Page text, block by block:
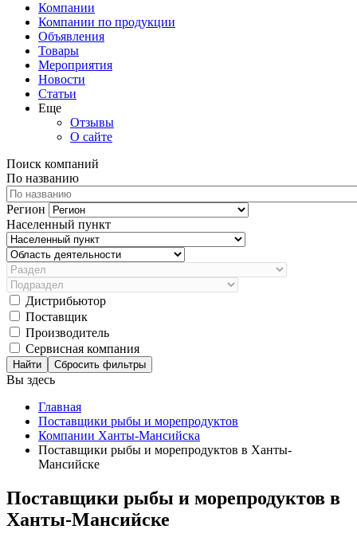
Компании
Компании по продукции
Объявления
Товары
Мероприятия
Новости
Статьи
Еще
Отзывы
О сайте
Поиск компаний
По названию
Регион
Населенный пункт
Дистрибьютор
Поставщик
Производитель
Сервисная компания
Сбросить фильтры
Вы здесь
Главная
Поставщики рыбы и морепродуктов
Компании Ханты-Мансийска
Поставщики рыбы и морепродуктов в Ханты-
Мансийске
Поставщики рыбы и морепродуктов в
Ханты-Мансийске